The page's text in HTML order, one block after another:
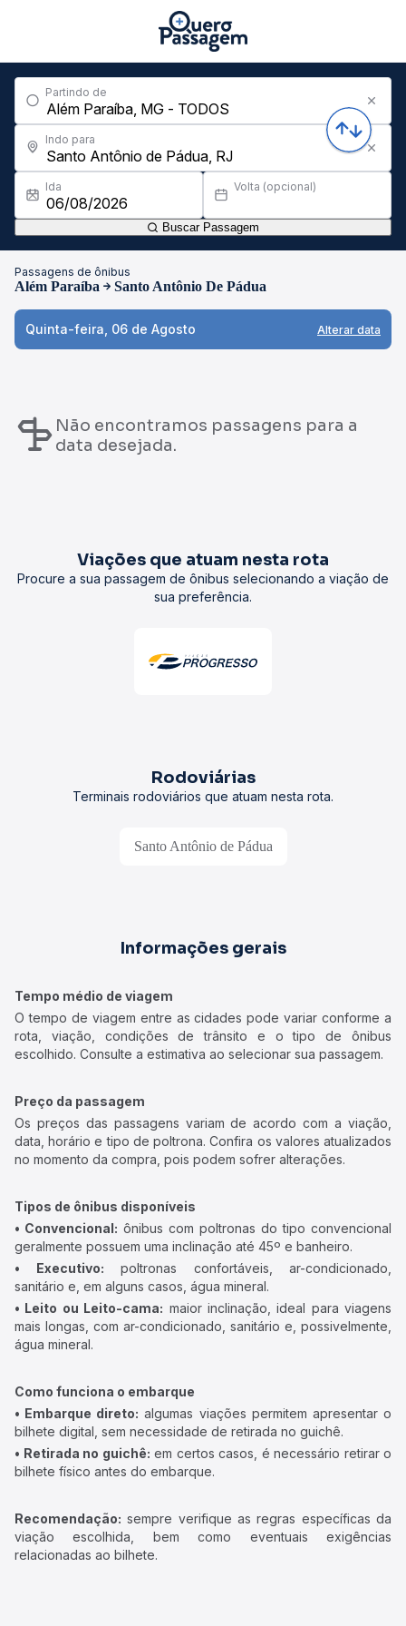
Partindo de
Indo para
Ida Volta (opcional)
Buscar Passagem
Passagens de ônibus
Além Paraíba Santo Antônio De Pádua
Quinta-feira, 06 de Agosto Alterar data
Não encontramos passagens para a
data desejada.
Viações que atuam nesta rota
Procure a sua passagem de ônibus selecionando a viação de
sua preferência.
Rodoviárias
Terminais rodoviários que atuam nesta rota.
Santo Antônio de Pádua
Informações gerais
Tempo médio de viagem
O tempo de viagem entre as cidades pode variar conforme a
rota, viação, condições de trânsito e o tipo de ônibus
escolhido. Consulte a estimativa ao selecionar sua passagem.
Preço da passagem
Os preços das passagens variam de acordo com a viação,
data, horário e tipo de poltrona. Confira os valores atualizados
no momento da compra, pois podem sofrer alterações.
Tipos de ônibus disponíveis
• Convencional: ônibus com poltronas do tipo convencional
geralmente possuem uma inclinação até 45º e banheiro.
• Executivo: poltronas confortáveis, ar-condicionado,
sanitário e, em alguns casos, água mineral.
• Leito ou Leito-cama: maior inclinação, ideal para viagens
mais longas, com ar-condicionado, sanitário e, possivelmente,
água mineral.
Como funciona o embarque
• Embarque direto: algumas viações permitem apresentar o
bilhete digital, sem necessidade de retirada no guichê.
• Retirada no guichê: em certos casos, é necessário retirar o
bilhete físico antes do embarque.
Recomendação: sempre verifique as regras específicas da
viação escolhida, bem como eventuais exigências
relacionadas ao bilhete.